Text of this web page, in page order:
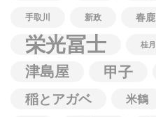
手取川 新政 春鹿
栄光冨士 桂月
津島屋 甲子
稲とアガベ 米鶴